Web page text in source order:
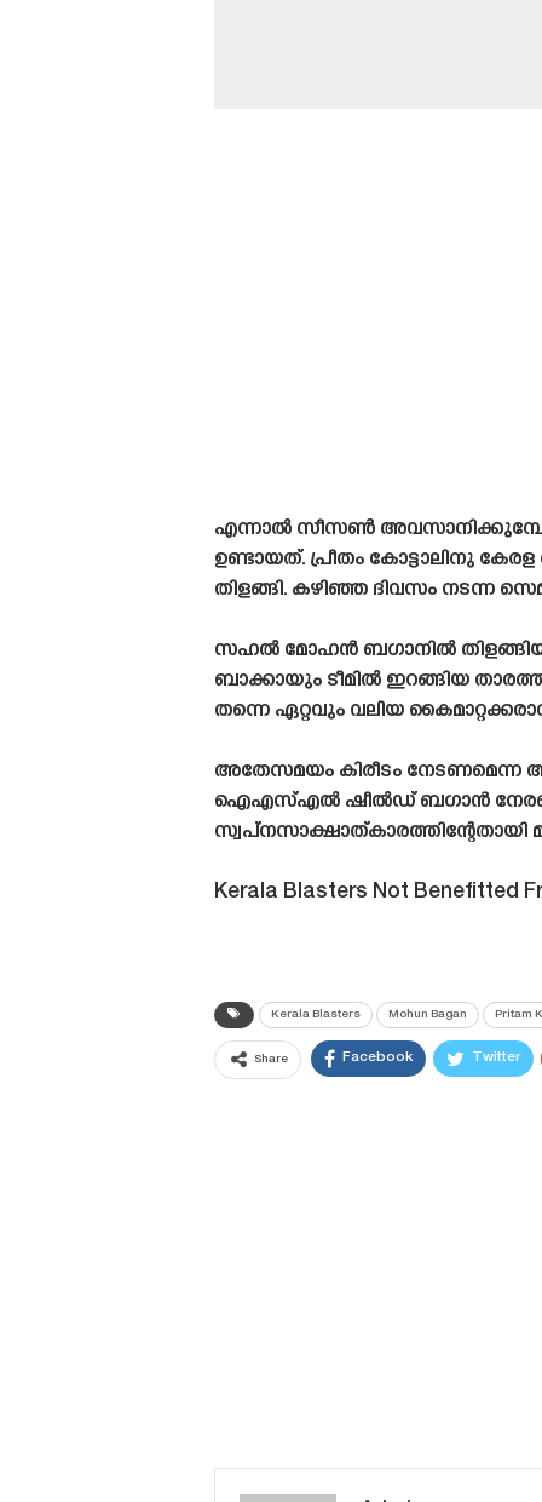
എന്നാൽ സീസൺ
ഉണ്ടായത്. പ്രീതം കോട്ടാലിനു
തിളങ്ങി. കഴിഞ്ഞ ദിവസം നടന്ന
സഹൽ മോഹൻ ബഗാനിൽ
ബാക്കായും ടീമിൽ ഇറങ്ങിയ
തന്നെ ഏറ്റവും വലിയ
അതേസമയം കിരീടം നേടണമെന്ന
ഐഎസ്എൽ ഷീൽഡ് ബഗാൻ നേരത്തെ
സ്വപ്‌നസാക്ഷാത്കാരത്തിന്റേതായി
Kerala Blasters Not Benefitted
Kerala Blasters Mohun Bagan Pritam
Share Facebook Twitter